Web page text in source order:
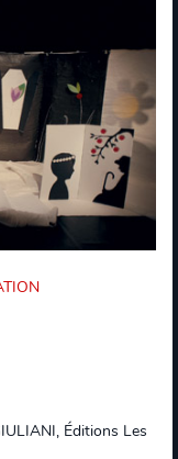
Éditions Les